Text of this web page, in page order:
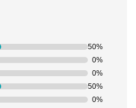
0%
50%
0%
0%
50%